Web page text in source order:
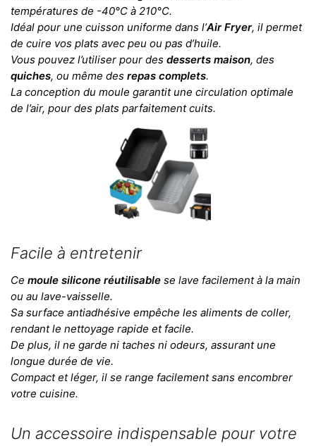
températures de -40°C à 210°C.
Idéal pour une cuisson uniforme dans l’Air Fryer, il permet
de cuire vos plats avec peu ou pas d’huile.
Vous pouvez l’utiliser pour des desserts maison, des
quiches, ou même des repas complets.
La conception du moule garantit une circulation optimale
de l’air, pour des plats parfaitement cuits.
Facile à entretenir
Ce moule silicone réutilisable se lave facilement à la main
ou au lave-vaisselle.
Sa surface antiadhésive empêche les aliments de coller,
rendant le nettoyage rapide et facile.
De plus, il ne garde ni taches ni odeurs, assurant une
longue durée de vie.
Compact et léger, il se range facilement sans encombrer
votre cuisine.
Un accessoire indispensable pour votre